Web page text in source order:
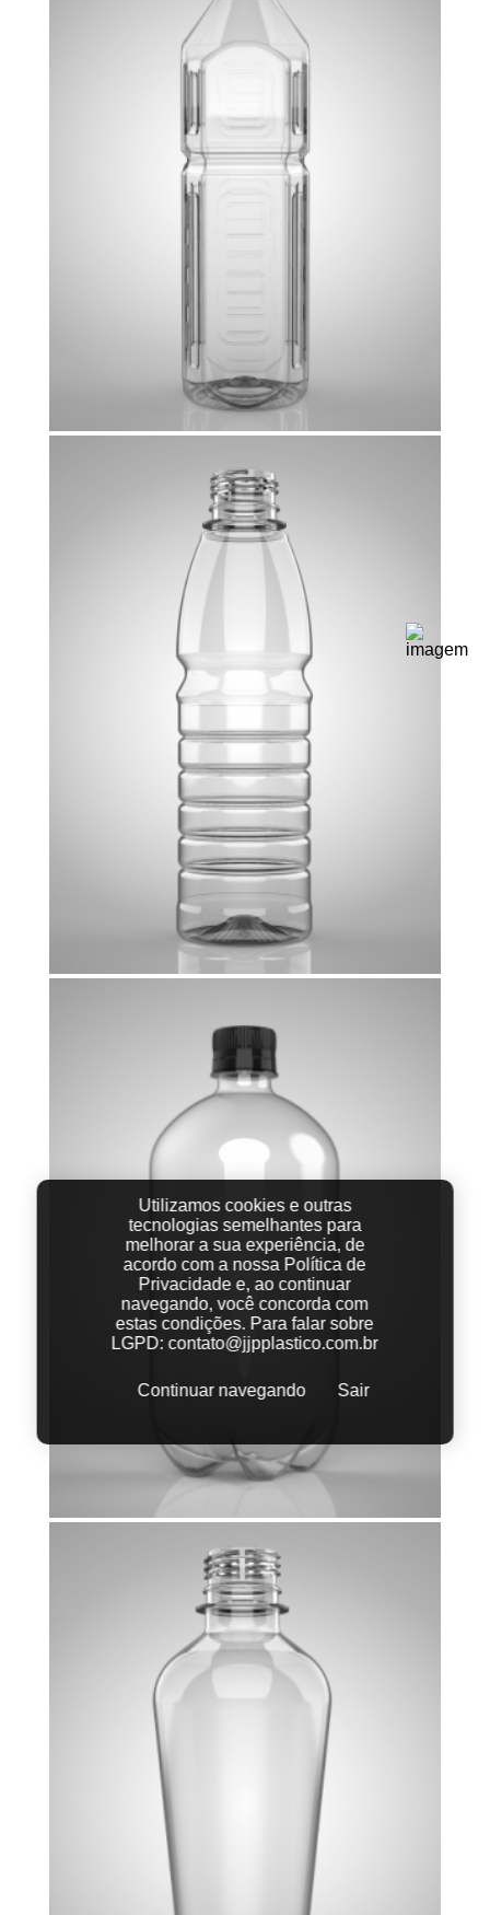
Utilizamos cookies e outras
tecnologias semelhantes para
melhorar a sua experiência, de
acordo com a nossa Política de
Privacidade e, ao continuar
navegando, você concorda com
estas condições. Para falar sobre
LGPD:contato@jjpplastico.com.br
Continuar navegando Sair